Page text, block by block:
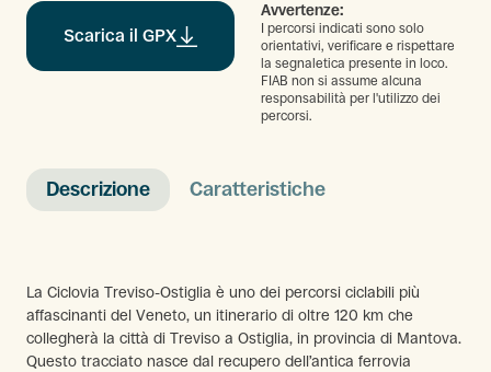
Descrizione Caratteristiche
La Ciclovia Treviso-Ostiglia è uno dei percorsi ciclabili più
affascinanti del Veneto, un itinerario di oltre 120 km che
collegherà la città di Treviso a Ostiglia, in provincia di Mantova.
Questo tracciato nasce dal recupero dell’antica ferrovia
Scarica il GPX
Avvertenze:
I percorsi indicati sono solo
orientativi, verificare e rispettare
la segnaletica presente in loco.
FIAB non si assume alcuna
responsabilità per l'utilizzo dei
percorsi.